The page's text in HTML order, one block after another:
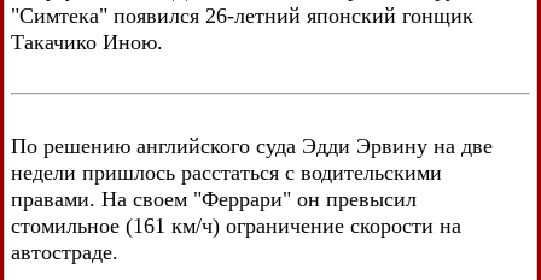
"Симтека" появился 26-летний японский гонщик
Такачико Иною.
По решению английского суда Эдди Эрвину на две
недели пришлось расстаться с водительскими
правами. На своем "Феррари" он превысил
стомильное (161 км/ч) ограничение скорости на
автостраде.